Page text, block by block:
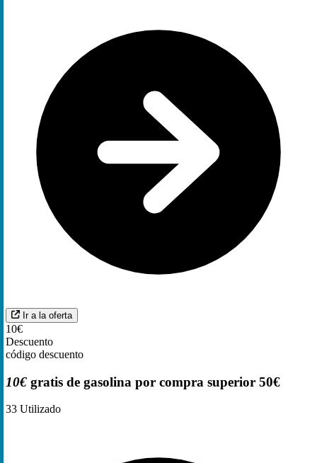
Ir a la oferta
10€
Descuento
código descuento
10€ gratis de gasolina por compra superior 50€
33 Utilizado